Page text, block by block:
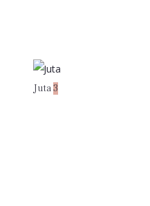
Juta3